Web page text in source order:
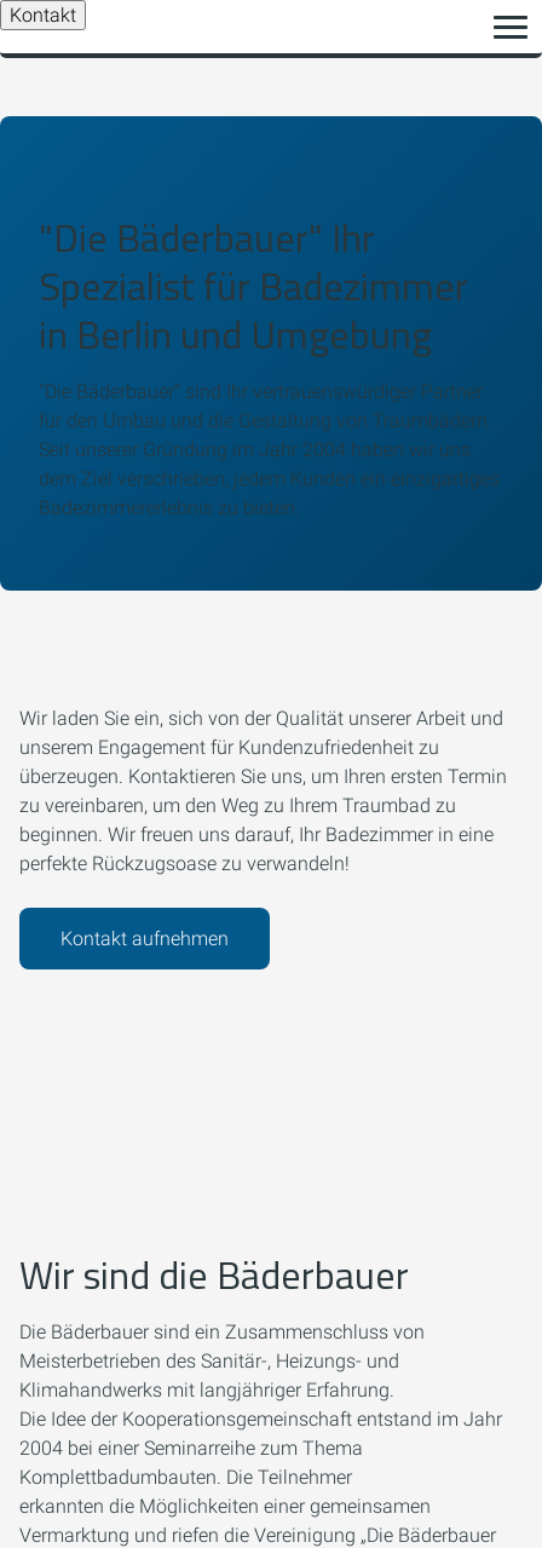
Kontakt
"Die Bäderbauer" Ihr
Spezialist für Badezimmer
in Berlin und Umgebung
"Die Bäderbauer“ sind Ihr vertrauenswürdiger Partner
für den Umbau und die Gestaltung von Traumbädern.
Seit unserer Gründung im Jahr 2004 haben wir uns
dem Ziel verschrieben, jedem Kunden ein einzigartiges
Badezimmererlebnis zu bieten.
Wir laden Sie ein, sich von der Qualität unserer Arbeit und
unserem Engagement für Kundenzufriedenheit zu
überzeugen. Kontaktieren Sie uns, um Ihren ersten Termin
zu vereinbaren, um den Weg zu Ihrem Traumbad zu
beginnen. Wir freuen uns darauf, Ihr Badezimmer in eine
perfekte Rückzugsoase zu verwandeln!
Kontakt aufnehmen
Wir sind die Bäderbauer
Die Bäderbauer sind ein Zusammenschluss von
Meisterbetrieben des Sanitär-, Heizungs- und
Klimahandwerks mit langjähriger Erfahrung.
Die Idee der Kooperationsgemeinschaft entstand im Jahr
2004 bei einer Seminarreihe zum Thema
Komplettbadumbauten. Die Teilnehmer
erkannten die Möglichkeiten einer gemeinsamen
Vermarktung und riefen die Vereinigung „Die Bäderbauer